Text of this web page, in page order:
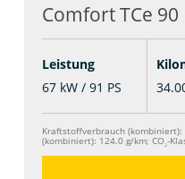
Comfort TCe 90
Leistung
67 kW / 91 PS
Kraftstoffverbrauch (kombiniert):
(kombiniert): 124.0 g/km; CO2-